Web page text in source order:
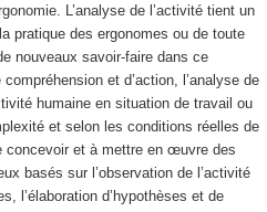
L’analyse de l’activité tient un
pratique des ergonomes ou de toute
nouveaux savoir-faire dans ce
et d’action, l’analyse de
humaine en situation de travail ou
et selon les conditions réelles de
concevoir et à mettre en œuvre des
basés sur l’observation de l’activité
l’élaboration d’hypothèses et de